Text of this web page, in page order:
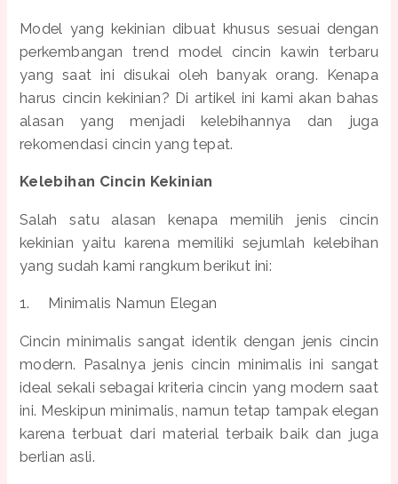
Model yang kekinian dibuat khusus sesuai dengan
perkembangan trend model cincin kawin terbaru
yang saat ini disukai oleh banyak orang. Kenapa
harus cincin kekinian? Di artikel ini kami akan bahas
alasan yang menjadi kelebihannya dan juga
rekomendasi cincin yang tepat.
Kelebihan Cincin Kekinian
Salah satu alasan kenapa memilih jenis cincin
kekinian yaitu karena memiliki sejumlah kelebihan
yang sudah kami rangkum berikut ini:
1. Minimalis Namun Elegan
Cincin minimalis sangat identik dengan jenis cincin
modern. Pasalnya jenis cincin minimalis ini sangat
ideal sekali sebagai kriteria cincin yang modern saat
ini. Meskipun minimalis, namun tetap tampak elegan
karena terbuat dari material terbaik baik dan juga
berlian asli.